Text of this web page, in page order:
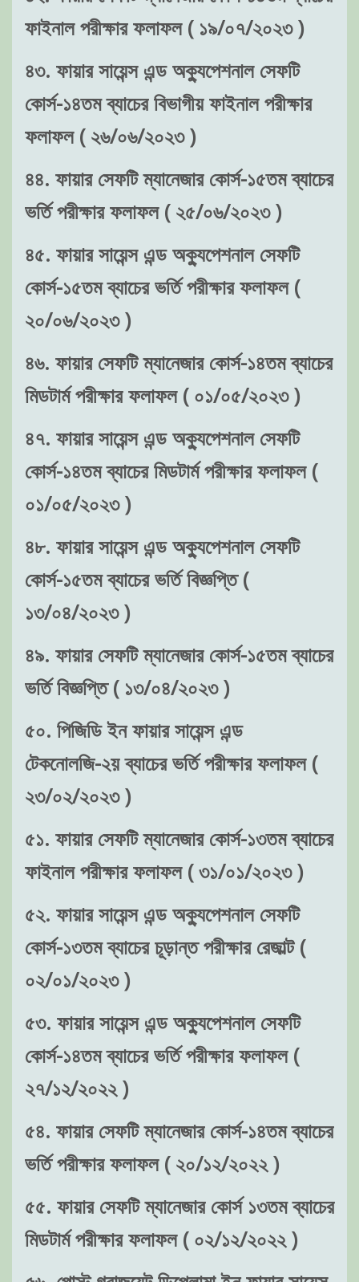
ফাইনাল পরীক্ষার ফলাফল ( ১৯/০৭/২০২৩ )
৪৩. ফায়ার সায়েন্স এন্ড অক্যুপেশনাল সেফটি
কোর্স-১৪তম ব্যাচের বিভাগীয় ফাইনাল পরীক্ষার
ফলাফল ( ২৬/০৬/২০২৩ )
৪৪. ফায়ার সেফটি ম্যানেজার কোর্স-১৫তম ব্যাচের
ভর্তি পরীক্ষার ফলাফল ( ২৫/০৬/২০২৩ )
৪৫. ফায়ার সায়েন্স এন্ড অক্যুপেশনাল সেফটি
কোর্স-১৫তম ব্যাচের ভর্তি পরীক্ষার ফলাফল (
২০/০৬/২০২৩ )
৪৬. ফায়ার সেফটি ম্যানেজার কোর্স-১৪তম ব্যাচের
মিডটার্ম পরীক্ষার ফলাফল ( ০১/০৫/২০২৩ )
৪৭. ফায়ার সায়েন্স এন্ড অক্যুপেশনাল সেফটি
কোর্স-১৪তম ব্যাচের মিডটার্ম পরীক্ষার ফলাফল (
০১/০৫/২০২৩ )
৪৮. ফায়ার সায়েন্স এন্ড অক্যুপেশনাল সেফটি
কোর্স-১৫তম ব্যাচের ভর্তি বিজ্ঞপ্তি (
১৩/০৪/২০২৩ )
৪৯. ফায়ার সেফটি ম্যানেজার কোর্স-১৫তম ব্যাচের
ভর্তি বিজ্ঞপ্তি ( ১৩/০৪/২০২৩ )
৫০. পিজিডি ইন ফায়ার সায়েন্স এন্ড
টেকনোলজি-২য় ব্যাচের ভর্তি পরীক্ষার ফলাফল (
২৩/০২/২০২৩ )
৫১. ফায়ার সেফটি ম্যানেজার কোর্স-১৩তম ব্যাচের
ফাইনাল পরীক্ষার ফলাফল ( ৩১/০১/২০২৩ )
৫২. ফায়ার সায়েন্স এন্ড অক্যুপেশনাল সেফটি
কোর্স-১৩তম ব্যাচের চূড়ান্ত পরীক্ষার রেজাল্ট (
০২/০১/২০২৩ )
৫৩. ফায়ার সায়েন্স এন্ড অক্যুপেশনাল সেফটি
কোর্স-১৪তম ব্যাচের ভর্তি পরীক্ষার ফলাফল (
২৭/১২/২০২২ )
৫৪. ফায়ার সেফটি ম্যানেজার কোর্স-১৪তম ব্যাচের
ভর্তি পরীক্ষার ফলাফল ( ২০/১২/২০২২ )
৫৫. ফায়ার সেফটি ম্যানেজার কোর্স ১৩তম ব্যাচের
মিডটার্ম পরীক্ষার ফলাফল ( ০২/১২/২০২২ )